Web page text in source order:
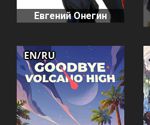
Евгений Онегин
EN/RU